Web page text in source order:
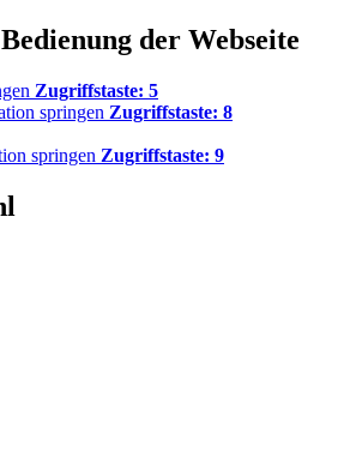
der Webseite
Zugriffstaste: 5
springen Zugriffstaste: 8
springen Zugriffstaste: 9